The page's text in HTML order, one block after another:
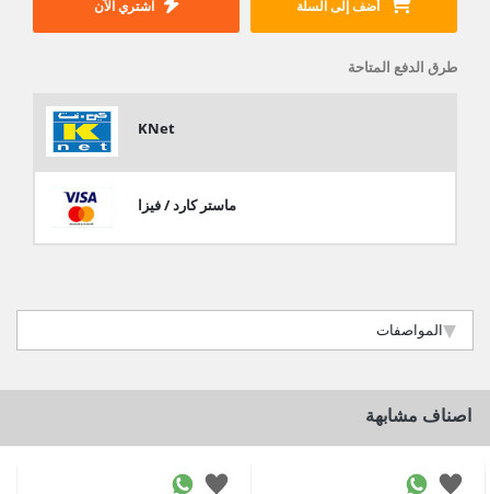
أضف إلى السلة اشتري الآن
طرق الدفع المتاحة
KNet
ماستر كارد / فيزا
المواصفات
اصناف مشابهة